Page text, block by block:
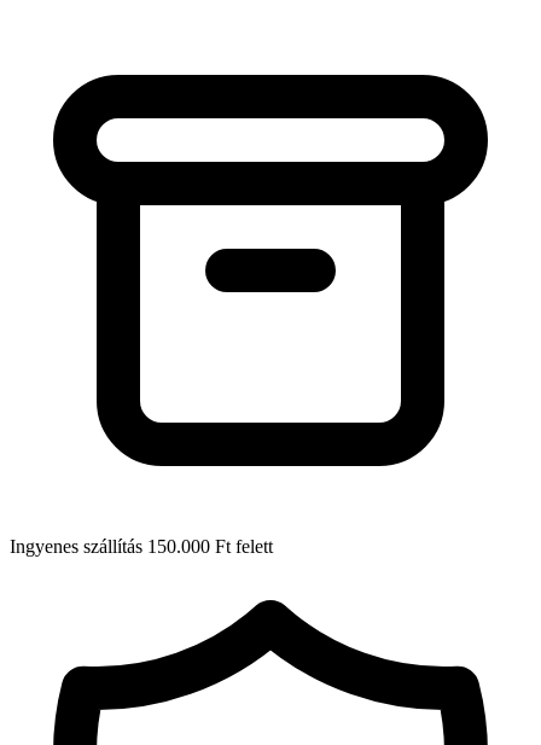
Ingyenes szállítás 150.000 Ft felett